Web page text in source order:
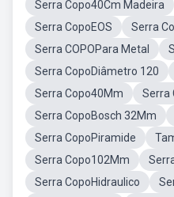
Serra Copo40Cm Madeira
Serra CopoEOS
Serra
Serra COPOPara Metal
Serra CopoDiâmetro 120
Serra Copo40Mm
Serra
Serra CopoBosch 32Mm
Serra CopoPiramide
Serra Copo102Mm
Serra CopoHidraulico